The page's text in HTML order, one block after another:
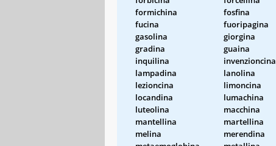
formichina
fosfina
fucina
fuoripagina
gasolina
giorgina
gradina
guaina
inquilina
invenzioncina
lampadina
lanolina
lezioncina
limoncina
locandina
lumachina
luteolina
macchina
mantellina
martellina
melina
merendina